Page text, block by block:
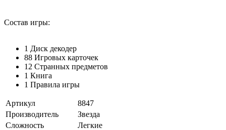
Состав игры:
1 Диск декодер
88 Игровых карточек
12 Странных предметов
1 Книга
1 Правила игры
Артикул
8847
Производитель
Звезда
Сложность
Легкие